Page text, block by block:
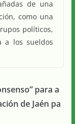
de una
como una
políticos,
a los sueldos
para a
de Jaén pa